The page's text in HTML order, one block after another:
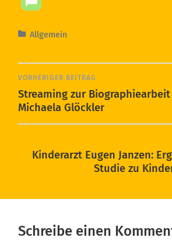
Allgemein
VORHERIGER BEITRAG
Streaming zur
Michaela Glöckler
Kinderarzt Eugen Janzen:
Studie zu
Schreibe einen